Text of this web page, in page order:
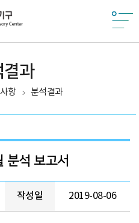
결과
항 분석결과
부파일, 조회, 카테고리
석 보고서
작성일 2019-08-06